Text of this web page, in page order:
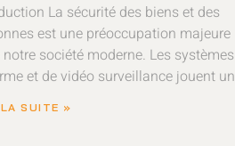
La sécurité des biens et des
est une préoccupation majeure
société moderne. Les systèmes
et de vidéo surveillance jouent un
SUITE »